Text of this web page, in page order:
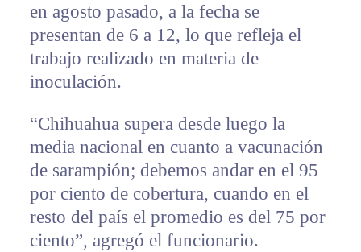
en agosto pasado, a la fecha se
presentan de 6 a 12, lo que refleja el
trabajo realizado en materia de
inoculación.
“Chihuahua supera desde luego la
media nacional en cuanto a vacunación
de sarampión; debemos andar en el 95
por ciento de cobertura, cuando en el
resto del país el promedio es del 75 por
ciento”, agregó el funcionario.